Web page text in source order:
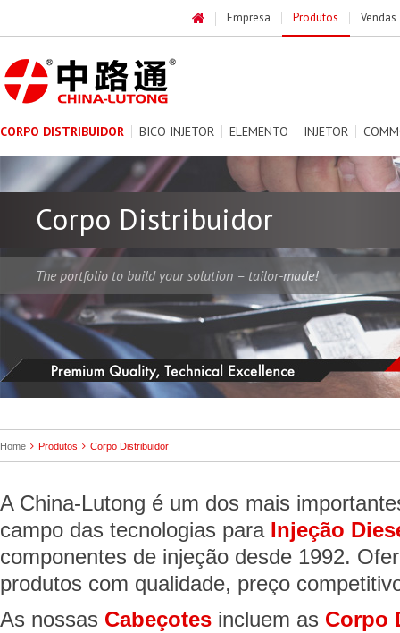
Corpo Distribuidor
The portfolio to build your solution – tailor-made!
Home Produtos Corpo Distribuidor
A China-Lutong é um dos mais
campo das tecnologias para Injeção
componentes de injeção desde 1992.
produtos com qualidade, preço
As nossas Cabeçotes incluem as Corpo
Empresa Produtos Vendas
CORPO DISTRIBUIDOR BICO INJETOR ELEMENTO INJETOR